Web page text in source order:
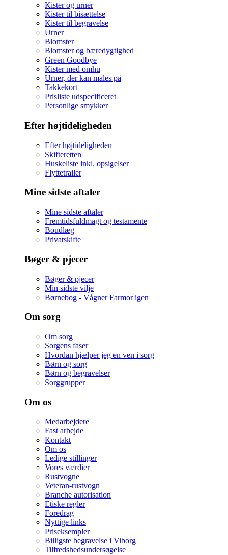
Kister og urner
Kister til bisættelse
Kister til begravelse
Urner
Blomster
Blomster og bæredygtighed
Green Goodbye
Kister med omhu
Urner, der kan males på
Takkekort
Prisliste udspecificeret
Personlige smykker
Efter højtideligheden
Efter højtideligheden
Skifteretten
Huskeliste inkl. opsigelser
Flyttetrailer
Mine sidste aftaler
Mine sidste aftaler
Fremtidsfuldmagt og testamente
Boudlæg
Privatskifte
Bøger & pjecer
Bøger & pjecer
Min sidste vilje
Børnebog - Vågner Farmor igen
Om sorg
Om sorg
Sorgens faser
Hvordan hjælper jeg en ven i sorg
Børn og sorg
Børn og begravelser
Sorggrupper
Om os
Medarbejdere
Fast arbejde
Kontakt
Om os
Ledige stillinger
Vores værdier
Rustvogne
Veteran-rustvogn
Branche autorisation
Etiske regler
Foredrag
Nyttige links
Priseksempler
Billigste begravelse i Viborg
Tilfredshedsundersøgelse